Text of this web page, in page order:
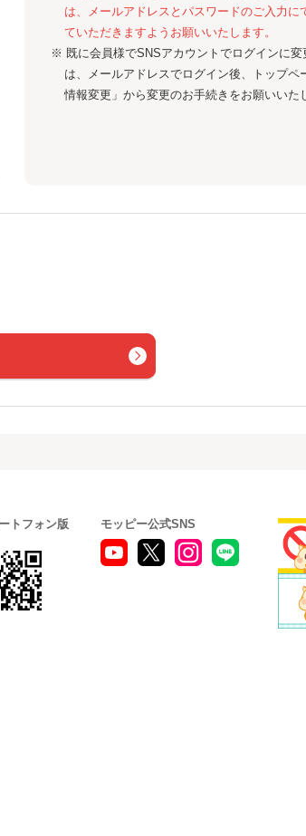
は、メールアドレスとパスワードのご入力に
ていただきますようお願いいたします。
※ 既に会員様でSNSアカウントでログインに変
は、メールアドレスでログイン後、トップペ
情報変更」から変更のお手続きをお願いいた
トフォン版 モッピー公式SNS